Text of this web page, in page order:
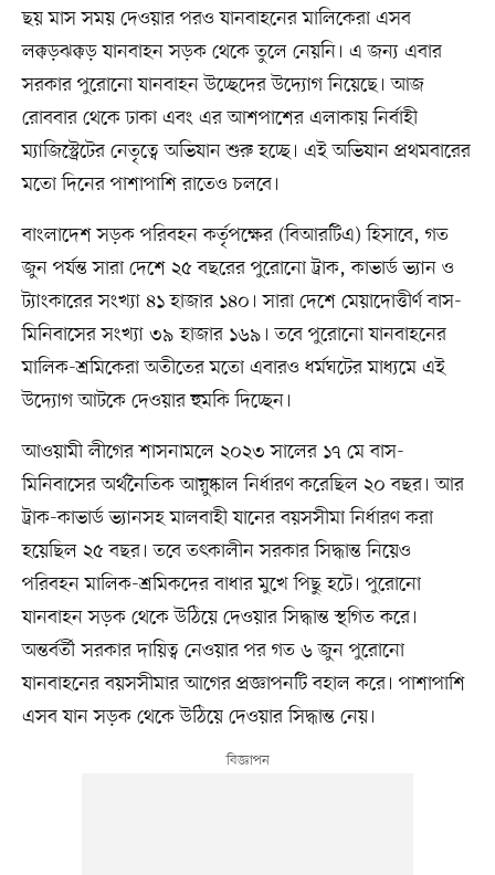
ছয় মাস সময় দেওয়ার পরও যানবাহনের মালিকেরা এসব
লক্কড়ঝক্কড় যানবাহন সড়ক থেকে তুলে নেয়নি। এ জন্য এবার
সরকার পুরোনো যানবাহন উচ্ছেদের উদ্যোগ নিয়েছে। আজ
রোববার থেকে ঢাকা এবং এর আশপাশের এলাকায় নির্বাহী
ম্যাজিস্ট্রেটের নেতৃত্বে অভিযান শুরু হচ্ছে। এই অভিযান প্রথমবারের
মতো দিনের পাশাপাশি রাতেও চলবে।
বাংলাদেশ সড়ক পরিবহন কর্তৃপক্ষের (বিআরটিএ) হিসাবে, গত
জুন পর্যন্ত সারা দেশে ২৫ বছরের পুরোনো ট্রাক, কাভার্ড ভ্যান ও
ট্যাংকারের সংখ্যা ৪১ হাজার ১৪০। সারা দেশে মেয়াদোত্তীর্ণ বাস-
মিনিবাসের সংখ্যা ৩৯ হাজার ১৬৯। তবে পুরোনো যানবাহনের
মালিক-শ্রমিকেরা অতীতের মতো এবারও ধর্মঘটের মাধ্যমে এই
উদ্যোগ আটকে দেওয়ার হুমকি দিচ্ছেন।
আওয়ামী লীগের শাসনামলে ২০২৩ সালের ১৭ মে বাস-
মিনিবাসের অর্থনৈতিক আয়ুষ্কাল নির্ধারণ করেছিল ২০ বছর। আর
ট্রাক-কাভার্ড ভ্যানসহ মালবাহী যানের বয়সসীমা নির্ধারণ করা
হয়েছিল ২৫ বছর। তবে তৎকালীন সরকার সিদ্ধান্ত নিয়েও
পরিবহন মালিক-শ্রমিকদের বাধার মুখে পিছু হটে। পুরোনো
যানবাহন সড়ক থেকে উঠিয়ে দেওয়ার সিদ্ধান্ত স্থগিত করে।
অন্তর্বর্তী সরকার দায়িত্ব নেওয়ার পর গত ৬ জুন পুরোনো
যানবাহনের বয়সসীমার আগের প্রজ্ঞাপনটি বহাল করে। পাশাপাশি
এসব যান সড়ক থেকে উঠিয়ে দেওয়ার সিদ্ধান্ত নেয়।